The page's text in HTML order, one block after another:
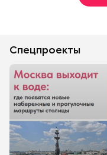
Спецпроекты